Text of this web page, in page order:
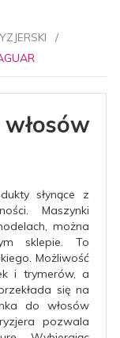
słynące z
Maszynki
można
sklepie. To
Możliwość
i trymerów, a
się na
do włosów
pozwala